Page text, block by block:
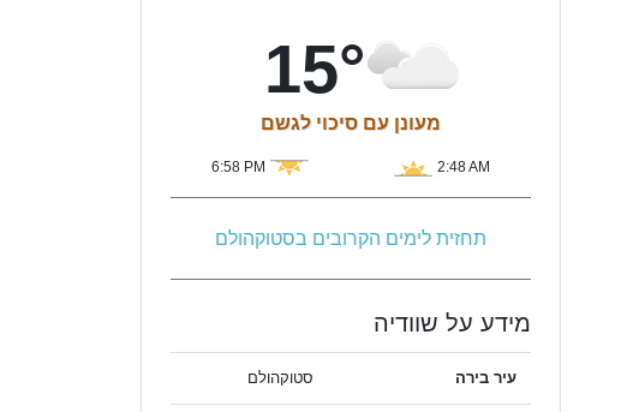
15°
מעונן עם סיכוי לגשם
6:58 PM 2:48 AM
תחזית לימים הקרובים בסטוקהולם
מידע על שוודיה
עיר בירה סטוקהולם